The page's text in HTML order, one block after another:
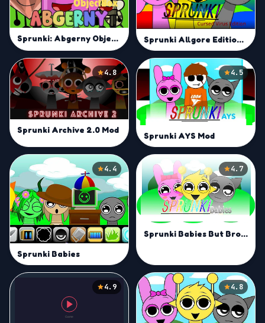
Sprunki: Abgerny Objectbox Sprunki Allgore Edition Mod
4.8
Sprunki Archive 2.0 Mod
4.5
Sprunki AYS Mod
4.4
Sprunki Babies
4.7
Sprunki Babies But Broken Mod
4.9 4.8